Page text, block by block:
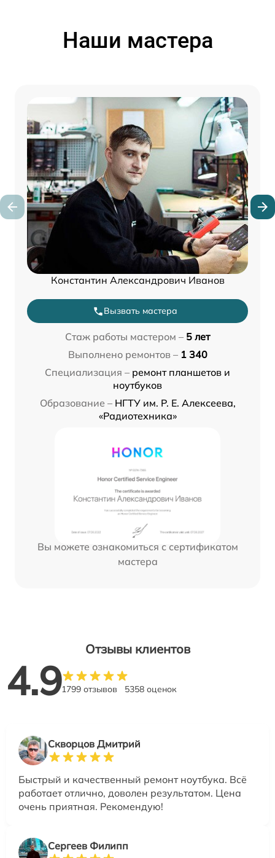
Наши мастера
Константин Александрович Иванов
Вызвать мастера
Стаж работы мастером – 5 лет
Выполнено ремонтов – 1 340
Специализация – ремонт планшетов и
ноутбуков
Образование – НГТУ им. Р. Е. Алексеева,
«Радиотехника»
Вы можете ознакомиться с сертификатом
мастера
Отзывы клиентов
4.91799 отзывов 5358 оценок
Скворцов Дмитрий
Быстрый и качественный ремонт ноутбука. Всё
работает отлично, доволен результатом. Цена
очень приятная. Рекомендую!
Сергеев Филипп